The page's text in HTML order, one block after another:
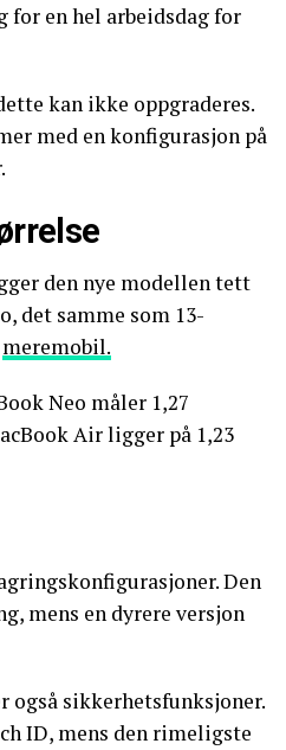
en hel arbeidsdag for
kan ikke oppgraderes.
med en konfigurasjon på
den nye modellen tett
det samme som 13-
meremobil.
Neo måler 1,27
Air ligger på 1,23
Den
mens en dyrere versjon
sikkerhetsfunksjoner.
ID, mens den rimeligste